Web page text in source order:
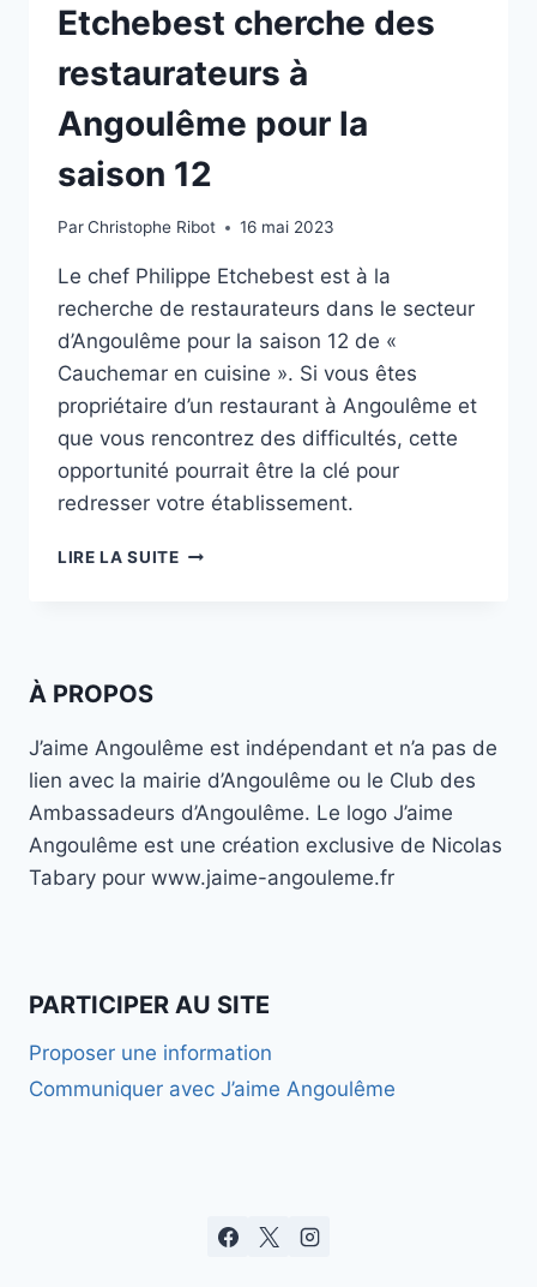
Etchebest cherche des
restaurateurs à
Angoulême pour la
saison 12
ParChristophe Ribot 16 mai 2023
Le chef Philippe Etchebest est à la
recherche de restaurateurs dans le secteur
d’Angoulême pour la saison 12 de «
Cauchemar en cuisine ». Si vous êtes
propriétaire d’un restaurant à Angoulême et
que vous rencontrez des difficultés, cette
opportunité pourrait être la clé pour
redresser votre établissement.
LIRE LA SUITECAUCHEMAR
CHERCHE
DES
RESTAURATEURS
ANGOULÊME
POUR
À PROPOS
J’aime Angoulême est indépendant et n’a pas de
lien avec la mairie d’Angoulême ou le Club des
Ambassadeurs d’Angoulême. Le logo J’aime
Angoulême est une création exclusive de Nicolas
Tabary pour www.jaime-angouleme.fr
PARTICIPER AU SITE
Proposer une information
Communiquer avec J’aime Angoulême